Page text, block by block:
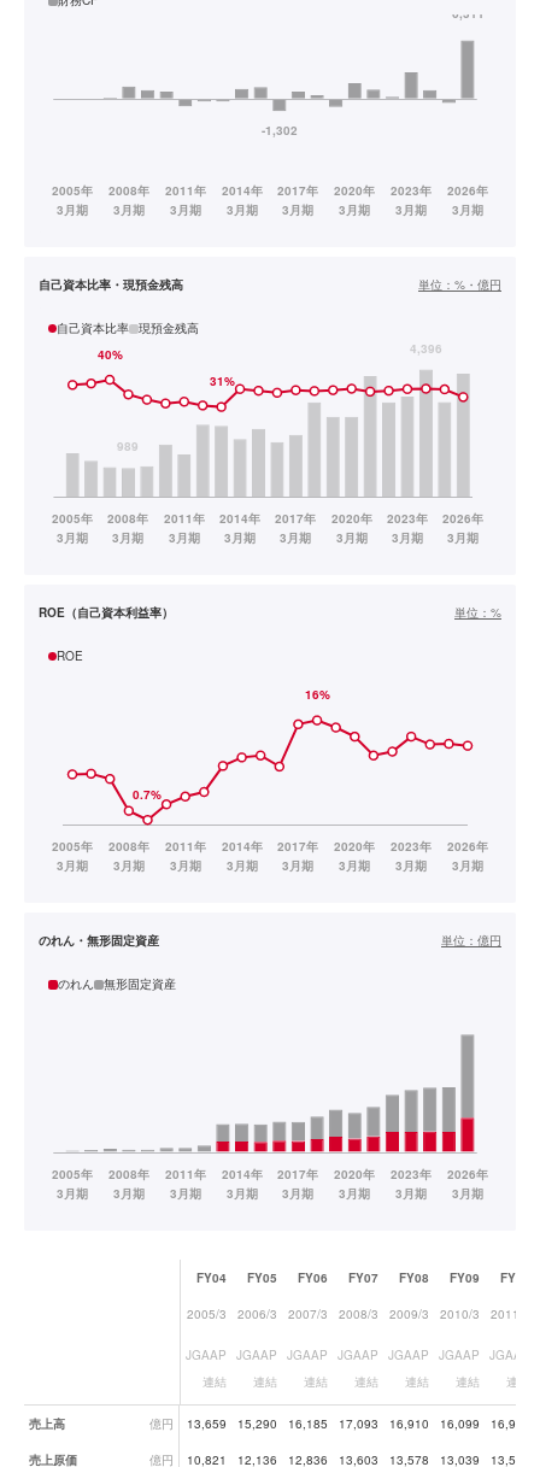
自己資本比率・現預金残高 単位： %・億円
自己資本比率 現預金残高
ROE（自己資本利益率） 単位： %
ROE
のれん・無形固定資産 単位： 億円
のれん 無形固定資産
業績データ一覧
FY04 FY05 FY06 FY07 FY08 FY09 FY10
2005/3 2006/3 2007/3 2008/3 2009/3 2010/3 2011/3
JGAAP
連結
JGAAP
連結
JGAAP
連結
JGAAP
連結
JGAAP
連結
JGAAP
連結
JGAAP
連結
売上高 億円 13,659 15,290 16,185 17,093 16,910 16,099 16,902
売上原価 億円 10,821 12,136 12,836 13,603 13,578 13,039 13,529